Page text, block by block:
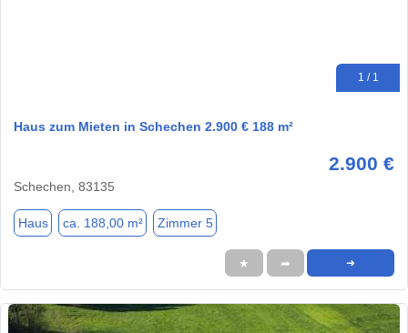
1 / 1
Haus zum Mieten in Schechen 2.900 € 188 m²
2.900 €
Schechen, 83135
Haus ca. 188,00 m² Zimmer 5
★ ➦ ➜